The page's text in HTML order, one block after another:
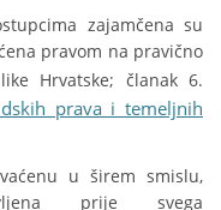
zajamčena su
pravom na pravično
Hrvatske; članak 6.
prava i temeljnih
u širem smislu,
prije svega